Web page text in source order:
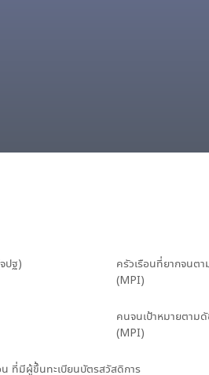
ปฐ)
ครัวเรือนที่ยากจนต
(MPI)
คนจนเป้าหมายตาม
(MPI)
น ที่มีผู้ขึ้นทะเบียนบัตรสวัสดิการ